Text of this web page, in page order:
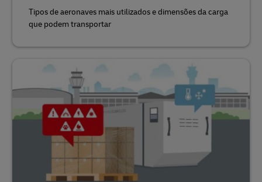
Tipos de aeronaves mais utilizados e dimensões da carga
que podem transportar